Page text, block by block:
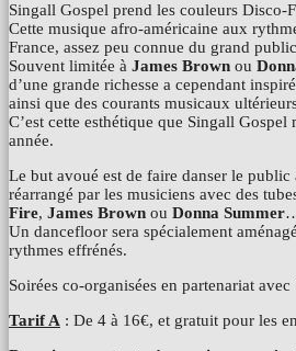
Singall Gospel prend les couleurs Disco-
Cette musique afro-américaine aux
France, assez peu connue du grand
Souvent limitée à James Brown ou
d’une grande richesse a cependant
ainsi que des courants musicaux
C’est cette esthétique que Singall Gospel
année.
Le but avoué est de faire danser le public
réarrangé par les musiciens avec des
Fire, James Brown ou Donna Summer
Un dancefloor sera spécialement
rythmes effrénés.
Soirées co-organisées en partenariat
Tarif A : De 4 à 16€, et gratuit pour les